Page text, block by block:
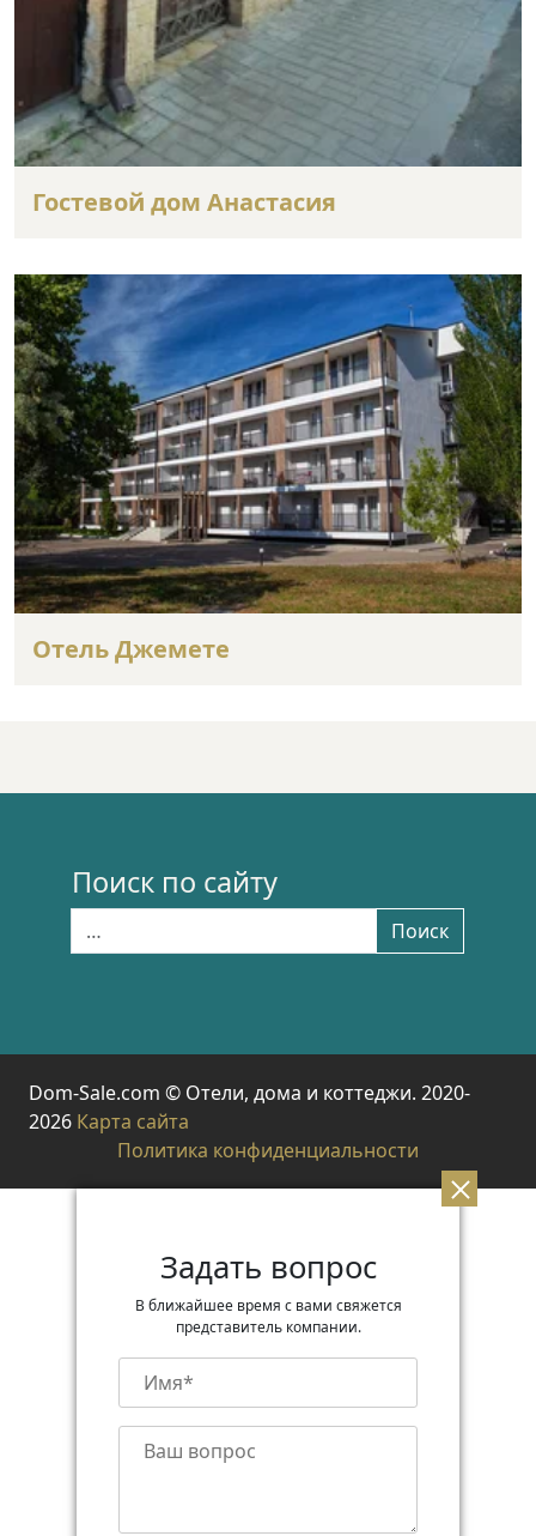
Гостевой дом Анастасия
Отель Джемете
Поиск по сайту
Поиск
Dom-Sale.com © Отели, дома и коттеджи. 2020-
2026 Карта сайта
Политика конфиденциальности
Задать вопрос
В ближайшее время с вами свяжется
представитель компании.